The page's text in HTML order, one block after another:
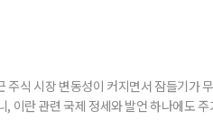
연금) 계좌를 직접 손보기 시작했
주식 시장 변동성이 커지면서 잠들기가
이란 관련 국제 정세와 발언 하나에도 주